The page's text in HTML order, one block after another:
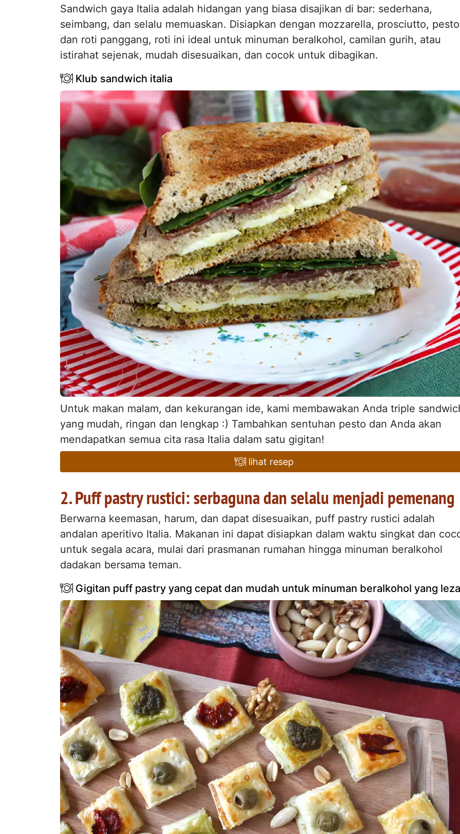
Sandwich gaya Italia adalah hidangan yang biasa disajikan di bar: sederhana,
seimbang, dan selalu memuaskan. Disiapkan dengan mozzarella, prosciutto,
dan roti panggang, roti ini ideal untuk minuman beralkohol, camilan gurih, atau
istirahat sejenak, mudah disesuaikan, dan cocok untuk dibagikan.
Klub sandwich italia
Untuk makan malam, dan kekurangan ide, kami membawakan Anda triple
yang mudah, ringan dan lengkap :) Tambahkan sentuhan pesto dan Anda akan
mendapatkan semua cita rasa Italia dalam satu gigitan!
lihat resep
2. Puff pastry rustici: serbaguna dan selalu menjadi pemenang
Berwarna keemasan, harum, dan dapat disesuaikan, puff pastry rustici adalah
andalan aperitivo Italia. Makanan ini dapat disiapkan dalam waktu singkat dan
untuk segala acara, mulai dari prasmanan rumahan hingga minuman beralkohol
dadakan bersama teman.
Gigitan puff pastry yang cepat dan mudah untuk minuman beralkohol yang